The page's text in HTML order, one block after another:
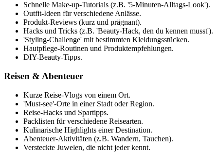
Schnelle Make-up-Tutorials (z.B. '5-Minuten-Alltags-Look').
Outfit-Ideen für verschiedene Anlässe.
Produkt-Reviews (kurz und prägnant).
Hacks und Tricks (z.B. 'Beauty-Hack, den du kennen musst').
'Styling-Challenge' mit bestimmten Kleidungsstücken.
Hautpflege-Routinen und Produktempfehlungen.
DIY-Beauty-Tipps.
Reisen & Abenteuer
Kurze Reise-Vlogs von einem Ort.
'Must-see'-Orte in einer Stadt oder Region.
Reise-Hacks und Spartipps.
Packlisten für verschiedene Reisearten.
Kulinarische Highlights einer Destination.
Abenteuer-Aktivitäten (z.B. Wandern, Tauchen).
Versteckte Juwelen, die nicht jeder kennt.